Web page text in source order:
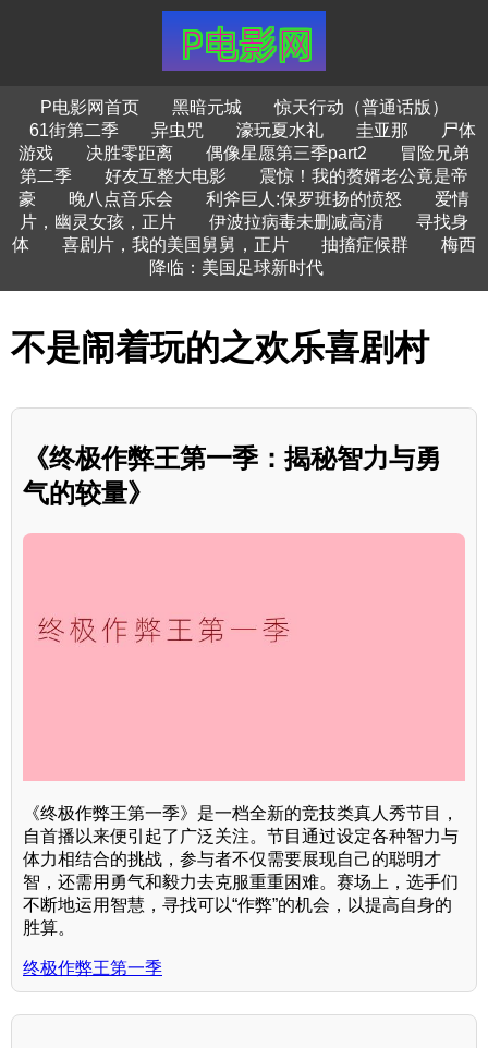
P电影网首页 黑暗元城
惊天行动（普通话版）
61街第二季
异虫咒 濠玩夏水礼 圭亚那
尸体
游戏
决胜零距离 偶像星愿第三季part2
冒险兄弟
第二季
好友互整大电影
震惊！我的赘婿老公竟是帝
豪
晚八点音乐会 利斧巨人:保罗班扬的愤怒
爱情
片，幽灵女孩，正片
伊波拉病毒未删减高清
寻找身
体
喜剧片，我的美国舅舅，正片 抽搐症候群
梅西
降临：美国足球新时代
不是闹着玩的之欢乐喜剧村
《终极作弊王第一季：揭秘智力与勇
气的较量》
《终极作弊王第一季》是一档全新的竞技类真人秀节目，
自首播以来便引起了广泛关注。节目通过设定各种智力与
体力相结合的挑战，参与者不仅需要展现自己的聪明才
智，还需用勇气和毅力去克服重重困难。赛场上，选手们
不断地运用智慧，寻找可以“作弊”的机会，以提高自身的
胜算。
终极作弊王第一季